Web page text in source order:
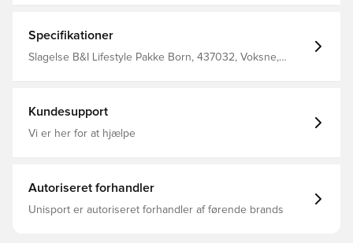
Specifikationer
Slagelse B&I Lifestyle Pakke Born, 437032, Voksne,
Kundesupport
Vi er her for at hjælpe
Autoriseret forhandler
Unisport er autoriseret forhandler af førende brands